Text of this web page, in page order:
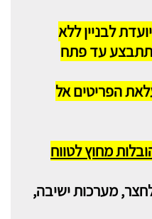
לבניין ללא
תתבצע עד פתח
הפריטים אל
מחוץ לטווח
מערכות ישיבה,